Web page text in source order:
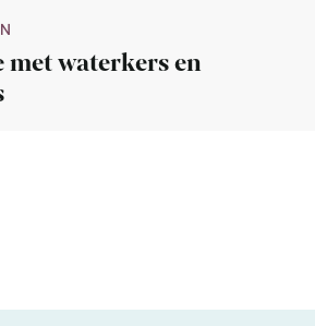
met waterkers en